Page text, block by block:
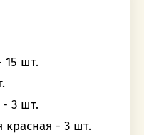
15 шт.
- 3 шт.
красная - 3 шт.